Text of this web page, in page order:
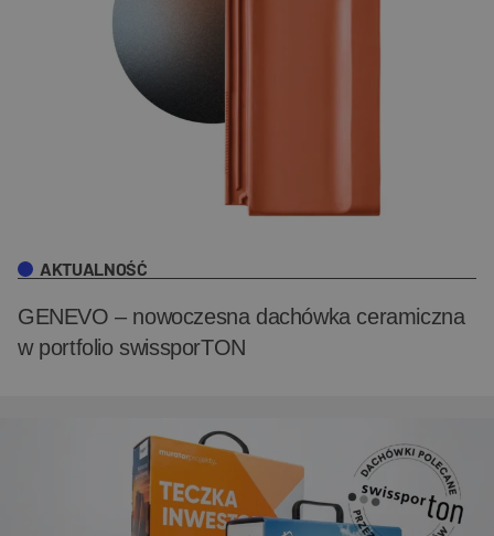
AKTUALNOŚĆ
GENEVO – nowoczesna dachówka ceramiczna
w portfolio swissporTON